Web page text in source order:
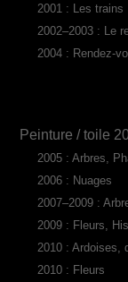
2001 : Les trains
2002–2003 : Le
2004 : Rendez-
Peinture / toile
2005 : Arbres,
2006 : Nuages
2007–2009 :
2009 : Fleurs,
2010 : Ardoises,
2010 : Fleurs